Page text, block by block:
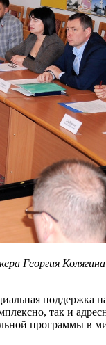
Георгия
поддержка
так и
программы в